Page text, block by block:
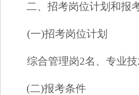
二、招考岗位计划和报
(一)招考岗位计划
综合管理岗2名、专业
(二)报考条件